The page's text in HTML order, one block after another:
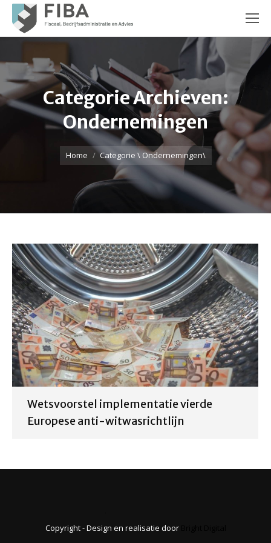
Categorie Archieven:
Ondernemingen
Je bent hier:
Home Categorie \ Ondernemingen\
Wetsvoorstel implementatie vierde
Europese anti-witwasrichtlijn
Copyright - Design en realisatie door